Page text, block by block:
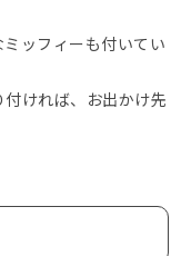
ッフィーも付いてい
ければ、お出かけ先